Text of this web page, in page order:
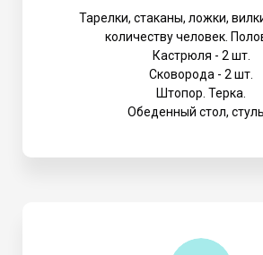
Тарелки, стаканы, ложки,
количеству человек.
Кастрюля - 2 шт.
Сковорода - 2 шт.
Штопор. Терка.
Обеденный стол,